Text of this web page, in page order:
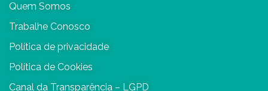
Quem Somos
Trabalhe Conosco
Política de privacidade
Política de Cookies
Canal da Transparência – LGPD